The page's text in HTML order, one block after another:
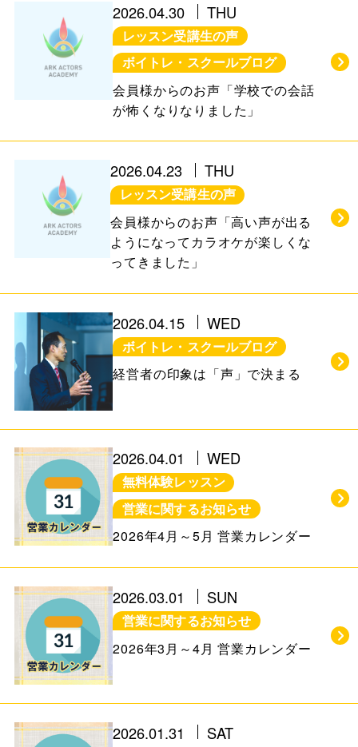
2026.04.30 THU
レッスン受講生の声
ボイトレ・スクールブログ
会員様からのお声「学校での会話
が怖くなりなりました」
2026.04.23 THU
レッスン受講生の声
会員様からのお声「高い声が出る
ようになってカラオケが楽しくな
ってきました」
2026.04.15 WED
ボイトレ・スクールブログ
経営者の印象は「声」で決まる
2026.04.01 WED
無料体験レッスン
営業に関するお知らせ
2026年4月～5月 営業カレンダー
2026.03.01 SUN
営業に関するお知らせ
2026年3月～4月 営業カレンダー
2026.01.31 SAT